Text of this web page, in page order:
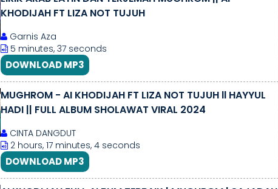
KHODIJAH FT LIZA NOT TUJUH
Garnis Aza
5 minutes, 37 seconds
DOWNLOAD MP3
MUGHROM - AI KHODIJAH FT LIZA NOT TUJUH ll HAYYUL
HADI || FULL ALBUM SHOLAWAT VIRAL 2024
CINTA DANGDUT
2 hours, 17 minutes, 4 seconds
DOWNLOAD MP3